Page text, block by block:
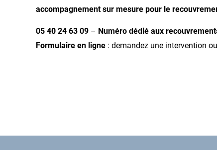
accompagnement sur mesure pour le
05 40 24 63 09 – Numéro dédié aux
Formulaire en ligne : demandez une intervention